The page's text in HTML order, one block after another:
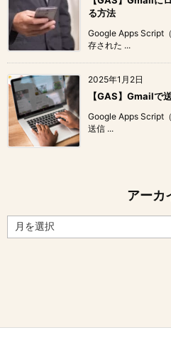
る方法
Google Apps Script
存された ...
2025年1月2日
【GAS】Gmailで
Google Apps Script
送信 ...
アーカ
ー